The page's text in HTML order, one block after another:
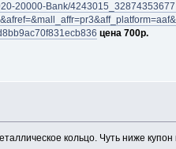
20000-Bank/
цена 700р.
кольцо. Чуть ниже купон